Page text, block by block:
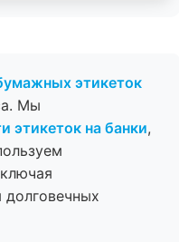
этикеток
Мы
этикеток на банки,
долговечных